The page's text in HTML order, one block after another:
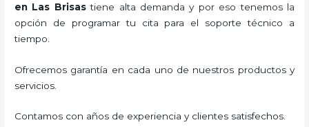
en Las Brisastiene alta demanda y por eso tenemos la
opción de programar tu cita para el soporte técnico a
tiempo.
Ofrecemos garantía en cada uno de nuestros productos y
servicios.
Contamos con años de experiencia y clientes satisfechos.